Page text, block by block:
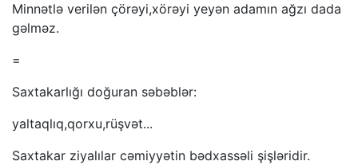
Minnətlə verilən çörəyi,xörəyi yeyən adamın ağzı dada
gəlməz.
=
Saxtakarlığı doğuran səbəblər:
yaltaqlıq,qorxu,rüşvət...
Saxtakar ziyalılar cəmiyyətin bədxassəli şişləridir.